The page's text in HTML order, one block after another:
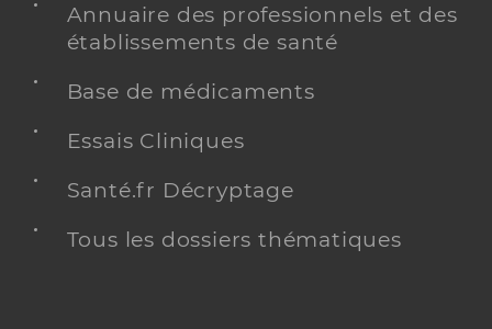
Annuaire des professionnels et des
établissements de santé
Base de médicaments
Essais Cliniques
Santé.fr Décryptage
Tous les dossiers thématiques